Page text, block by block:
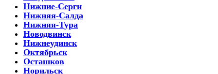
Нижние-Серги
Нижняя-Салда
Нижняя-Тура
Новодвинск
Нижнеудинск
Октябрьск
Осташков
Норильск